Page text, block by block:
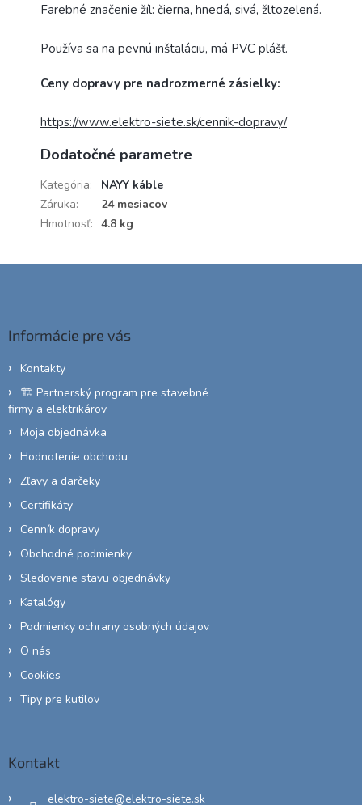
Farebné značenie žíl: čierna, hnedá, sivá, žltozelená.
Používa sa na pevnú inštaláciu, má PVC plášť.
Ceny dopravy pre nadrozmerné zásielky:
https://www.elektro-siete.sk/cennik-dopravy/
Dodatočné parametre
Kategória:
NAYY káble
Záruka:
24 mesiacov
Hmotnosť: 4.8 kg
Informácie pre vás
Kontakty
🏗️ Partnerský program pre stavebné
firmy a elektrikárov
Moja objednávka
Hodnotenie obchodu
Zľavy a darčeky
Certifikáty
Cenník dopravy
Obchodné podmienky
Sledovanie stavu objednávky
Katalógy
Podmienky ochrany osobných údajov
O nás
Cookies
Tipy pre kutilov
Kontakt
elektro-siete@elektro-siete.sk